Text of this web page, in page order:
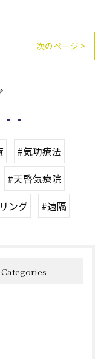
次のページ >
#気功療法
#天啓気療院
ング #遠隔
Categories